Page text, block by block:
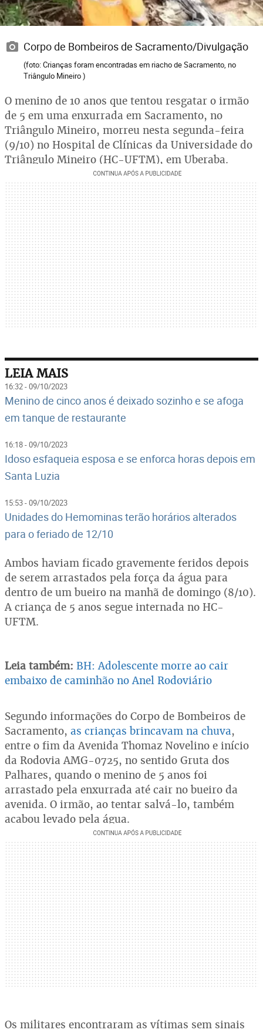
Corpo de Bombeiros de Sacramento/Divulgação
(foto: Crianças foram encontradas em riacho de Sacramento, no
Triângulo Mineiro )
O menino de 10 anos que tentou resgatar o irmão
de 5 em uma enxurrada em Sacramento, no
Triângulo Mineiro, morreu nesta segunda-feira
(9/10) no Hospital de Clínicas da Universidade do
Triângulo Mineiro (HC-UFTM), em Uberaba.
LEIA MAIS
16:32 - 09/10/2023
Menino de cinco anos é deixado sozinho e se afoga
em tanque de restaurante
16:18 - 09/10/2023
Idoso esfaqueia esposa e se enforca horas depois em
Santa Luzia
15:53 - 09/10/2023
Unidades do Hemominas terão horários alterados
para o feriado de 12/10
Ambos haviam ficado gravemente feridos depois
de serem arrastados pela força da água para
dentro de um bueiro na manhã de domingo (8/10).
A criança de 5 anos segue internada no HC-
UFTM.
Leia também: BH: Adolescente morre ao cair
embaixo de caminhão no Anel Rodoviário
Segundo informações do Corpo de Bombeiros de
Sacramento, as crianças brincavam na chuva,
entre o fim da Avenida Thomaz Novelino e início
da Rodovia AMG-0725, no sentido Gruta dos
Palhares, quando o menino de 5 anos foi
arrastado pela enxurrada até cair no bueiro da
avenida. O irmão, ao tentar salvá-lo, também
acabou levado pela água.
Os militares encontraram as vítimas sem sinais